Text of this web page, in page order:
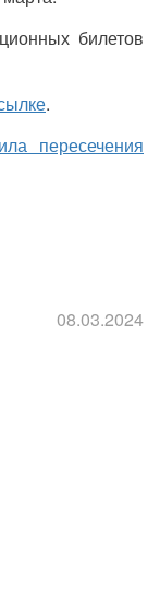
билетов
.
пересечения
08.03.2024